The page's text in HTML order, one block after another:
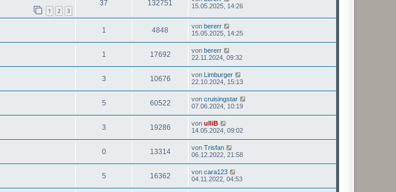
1 2 3
37 132751
15.05.2025, 14:26
1 4848 von bererr
15.05.2025, 14:25
1 17692 von bererr
22.11.2024, 09:32
3 10676 von Limburger
22.10.2024, 15:13
5 60522 von cruisingstar
07.06.2024, 10:19
3 19286 von ulliB
14.05.2024, 09:02
0 13314 von Trisfan
06.12.2022, 21:58
5 16362 von cara123
04.11.2022, 04:53